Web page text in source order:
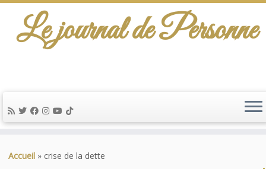
au
Le journal de Personne
Accueil » crise de la dette